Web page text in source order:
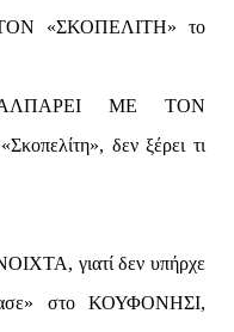
«ΣΚΟΠΕΛΙΤΗ» το
ΜΕ ΤΟΝ
δεν ξέρει τι
γιατί δεν υπήρχε
στο ΚΟΥΦΟΝΗΣΙ,